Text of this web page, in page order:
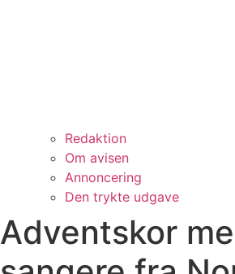
Redaktion
Om avisen
Annoncering
Den trykte udgave
Adventskor